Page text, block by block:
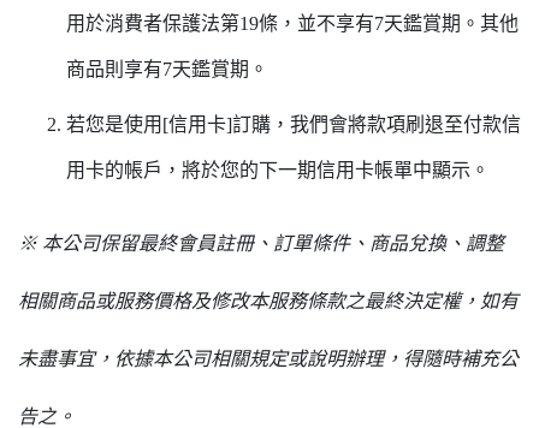
用於消費者保護法第19條，並不享有7天鑑賞期。其他
商品則享有7天鑑賞期。
若您是使用[信用卡]訂購，我們會將款項刷退至付款信
用卡的帳戶，將於您的下一期信用卡帳單中顯示。
※ 本公司保留最終會員註冊、訂單條件、商品兌換、調整
相關商品或服務價格及修改本服務條款之最終決定權，如有
未盡事宜，依據本公司相關規定或說明辦理，得隨時補充公
告之。